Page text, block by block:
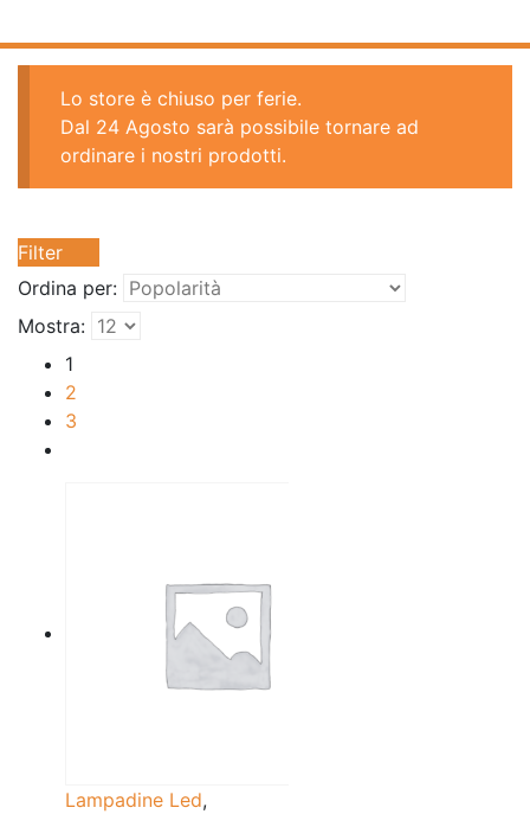
Lo store è chiuso per ferie.
Dal 24 Agosto sarà possibile tornare ad
ordinare i nostri prodotti.
Filter
Ordina per:
Mostra:
1
2
3
Lampadine Led,